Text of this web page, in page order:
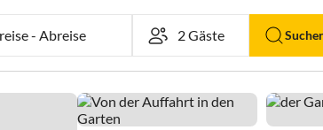
-Abreise